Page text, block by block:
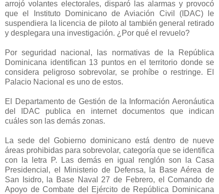
arrojó volantes electorales, disparó las alarmas y provocó
que el Instituto Dominicano de Aviación Civil (IDAC) le
suspendiera la licencia de piloto al también general retirado
y desplegara una investigación. ¿Por qué el revuelo?
Por seguridad nacional, las normativas de la República
Dominicana identifican 13 puntos en el territorio donde se
considera peligroso sobrevolar, se prohíbe o restringe. El
Palacio Nacional es uno de estos.
El Departamento de Gestión de la Información Aeronáutica
del IDAC publica en internet documentos que indican
cuáles son las demás zonas.
La sede del Gobierno dominicano está dentro de nueve
áreas prohibidas para sobrevolar, categoría que se identifica
con la letra P. Las demás en igual renglón son la Casa
Presidencial, el Ministerio de Defensa, la Base Aérea de
San Isidro, la Base Naval 27 de Febrero, el Comando de
Apoyo de Combate del Ejército de República Dominicana